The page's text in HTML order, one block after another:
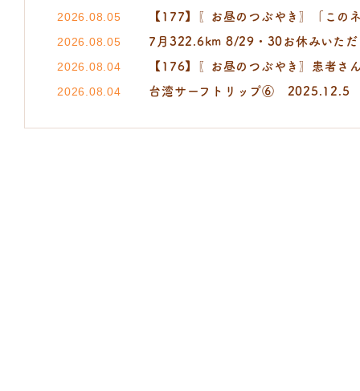
2026.08.05 【177】〖お昼のつぶやき〗「この
2026.08.05 7月322.6km 8/29・30お休みいただ
2026.08.04 【176】〖お昼のつぶやき〗患者さ
2026.08.04 台湾サーフトリップ⑥ 2025.12.5